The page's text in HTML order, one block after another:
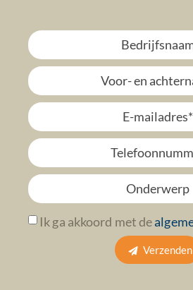
Ik ga akkoord met de
Verzenden